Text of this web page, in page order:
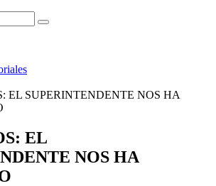
EL SUPERINTENDENTE NOS HA
EL
NOS HA